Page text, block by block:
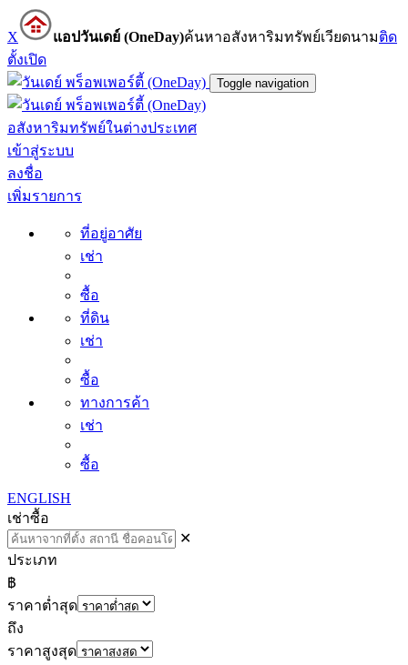
X แอปวันเดย์ (OneDay)ค้นหาอสังหาริมทรัพย์เวียดนามติด
ตั้งเปิด
Toggle navigation
อสังหาริมทรัพย์ในต่างประเทศ
เข้าสู่ระบบ
ลงชื่อ
เพิ่มรายการ
ที่อยู่อาศัย
เช่า
ซื้อ
ที่ดิน
เช่า
ซื้อ
ทางการค้า
เช่า
ซื้อ
ENGLISH
เช่าซื้อ
✕
ประเภท
฿
ราคาต่ำสุด
ถึง
ราคาสูงสุด